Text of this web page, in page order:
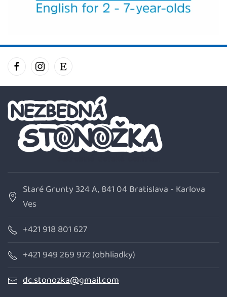
Staré Grunty 324 A, 841 04 Bratislava - Karlova
Ves
+421 918 801 627
+421 949 269 972 (obhliadky)
dc.stonozka@gmail.com